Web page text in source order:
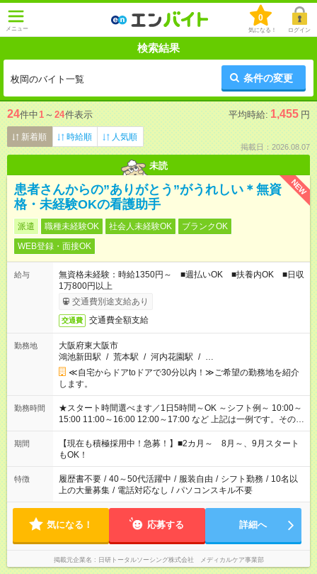
メニュー
0
気になる！ ログイン
検索結果
枚岡のバイト一覧 条件の変更
24件中1 ～ 24件表示 平均時給: 1,455 円
新着順 時給順 人気順
掲載日：2026.08.07
未読
NEW
患者さんからの”ありがとう”がうれしい＊無資
格・未経験OKの看護助手
派遣 職種未経験OK 社会人未経験OK
ブランクOK
WEB登録・面接OK
給与
無資格未経験：時給1350円～ ■週払いOK ■扶養内OK ■日収
1万800円以上
交通費別途支給あり
交通費 交通費全額支給
勤務地
大阪府東大阪市
鴻池新田駅 / 荒本駅 / 河内花園駅 / …
≪自宅からドアtoドアで30分以内！≫ご希望の勤務地を紹介
します。
勤務時間
★スタート時間選べます／1日5時間～OK ～シフト例～ 10:00～
15:00 11:00～16:00 12:00～17:00 など 上記は一例です。その他
シフトもご相談ください。 ※Wワークの場合当社と合わせて法
定労働時間が週40時間を超えなければOKです。
期間
【現在も積極採用中！急募！】■2カ月～ 8月～、9月スタート
もOK！
特徴 履歴書不要 / 40～50代活躍中 / 服装自由 / シフト勤務 / 10名以
上の大量募集 / 電話対応なし / パソコンスキル不要
気になる！ 応募する 詳細へ
掲載元企業名 日研トータルソーシング株式会社 メディカルケア事業部